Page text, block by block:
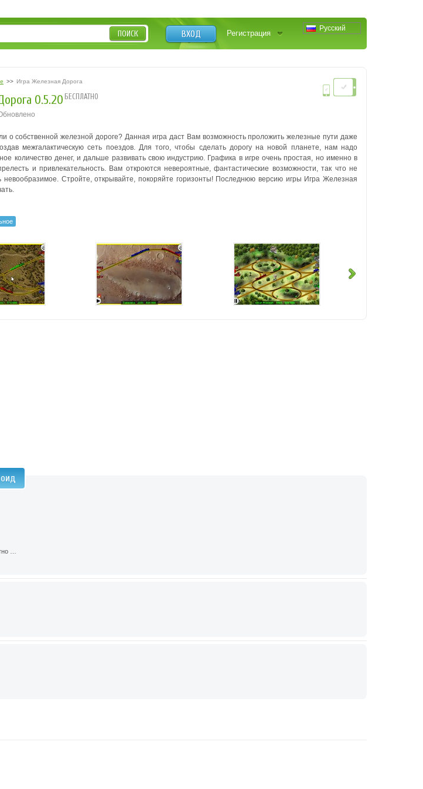
Русский
ВХОД Регистрация
ПОИСК
>> Игра Железная Дорога
0.5.20 БЕСПЛАТНО
о собственной железной дороге? Данная игра даст Вам возможность проложить железные пути даже
межгалактическую сеть поездов. Для того, чтобы сделать дорогу на новой планете, нам надо
количество денег, и дальше развивать свою индустрию. Графика в игре очень простая, но именно в
и привлекательность. Вам откроются невероятные, фантастические возможности, так что не
невообразимое. Стройте, открывайте, покоряйте горизонты! Последнюю версию игры Игра Железная
…